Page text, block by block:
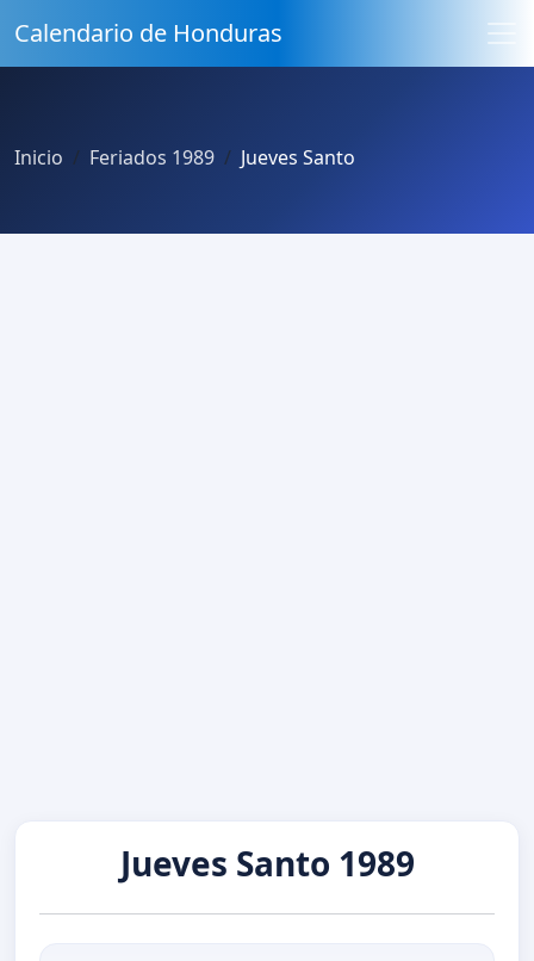
Calendario de Honduras
Inicio Feriados 1989 Jueves Santo
Jueves Santo 1989